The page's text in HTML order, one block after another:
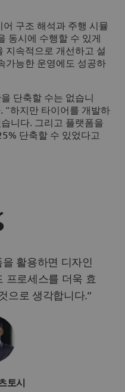
구조 해석과 주행 시뮬
동시에 수행할 수 있게
지속적으로 개선하고 설
가능한 운영에도 성공하
단축할 수는 없습니
“하지만 타이어를 개발하
니다. 그리고 플랫폼을
단축할 수 있었다고
을 활용하면 디자인
프로세스를 더욱 효
으로 생각합니다.”
토시